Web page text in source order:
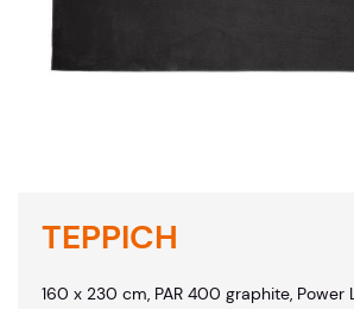
TEPPICH
160 x 230 cm, PAR 400 graphite, Power